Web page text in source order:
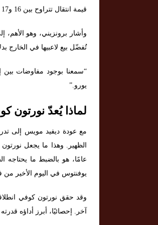
قيمة انتقال تتراوح بين 16 و17 مليون يورو (13-14 مليون جنيه إسترليني).
وأشار برونزيني، وهو
تُفضّل بيع لاعبيها في الخارج
يورو.”
لماذا يُعدّ نورتون
مع عودة ديفيد مويس إلى
عامًا، هو بالضبط ما
يوفنتوس في اليوم الأخير من
آخر. إحصائيًا، أبرز أداؤه